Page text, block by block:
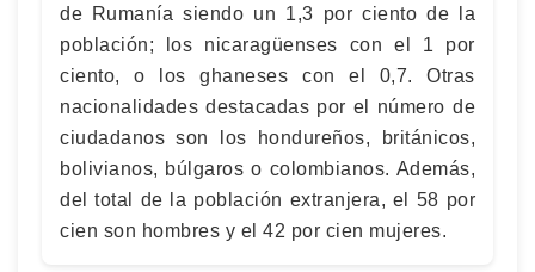
de Rumanía siendo un 1,3 por ciento de la
población; los nicaragüenses con el 1 por
ciento, o los ghaneses con el 0,7. Otras
nacionalidades destacadas por el número de
ciudadanos son los hondureños, británicos,
bolivianos, búlgaros o colombianos. Además,
del total de la población extranjera, el 58 por
cien son hombres y el 42 por cien mujeres.